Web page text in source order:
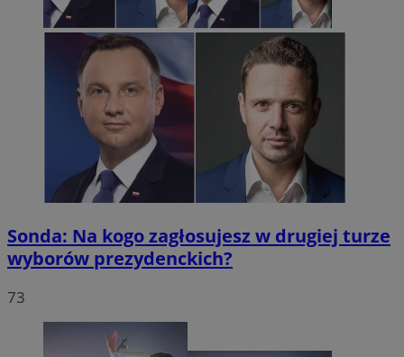
Sonda: Na kogo zagłosujesz w drugiej turze
wyborów prezydenckich?
73